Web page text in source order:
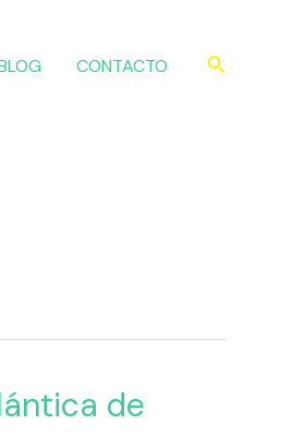
CONTACTO Buscar
de